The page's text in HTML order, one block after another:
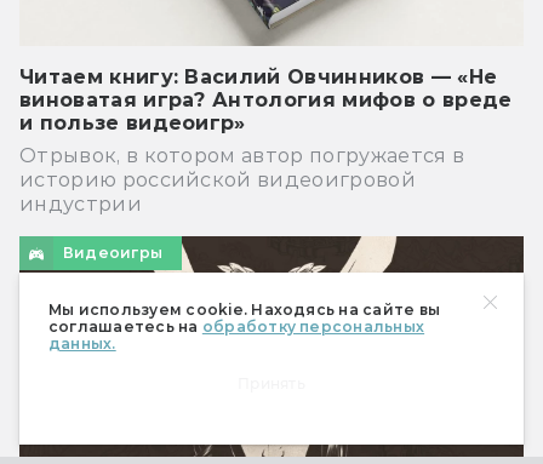
Мы используем cookie. Находясь на сайте вы
соглашаетесь на обработку персональных
данных.
Читаем книгу: Василий Овчинников — «Не
виноватая игра? Антология мифов о вреде
и пользе видеоигр»
Отрывок, в котором автор погружается в
историю российской видеоигровой
индустрии
Видеоигры